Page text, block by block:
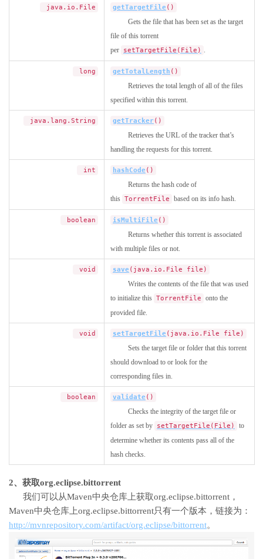
java.io.File getTargetFile ()
Gets the file that has been set as the target
file of this torrent
per
setTargetFile(File) .
long getTotalLength ()
Retrieves the total length of all of the files
specified within this torrent.
java.lang.String getTracker()
Retrieves the URL of the tracker that’s
handling the requests for this torrent.
int hashCode ()
Returns the hash code of
this TorrentFile based on its info hash.
boolean isMultiFile ()
Returns whether this torrent is associated
with multiple files or not.
void save (java.io.File file)
Writes the contents of the file that was used
to initialize this TorrentFile
onto the
provided file.
void setTargetFile (java.io.File file)
Sets the target file or folder that this torrent
should download to or look for the
corresponding files in.
boolean validate ()
Checks the integrity of the target file or
folder as set by
setTargetFile(File)
to
determine whether its contents pass all of the
hash checks.
2、获取org.eclipse.bittorrent
我们可以从Maven中央仓库上获取org.eclipse.bittorrent，
Maven中央仓库上org.eclipse.bittorrent只有一个版本，链接为：
http://mvnrepository.com/artifact/org.eclipse/bittorrent。